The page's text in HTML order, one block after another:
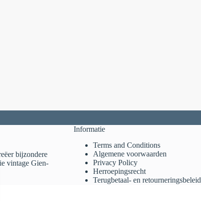
bijzondere
vintage Gien-
Informatie
Terms and Conditions
Algemene voorwaarden
Privacy Policy
Herroepingsrecht
Terugbetaal- en retourneringsbeleid